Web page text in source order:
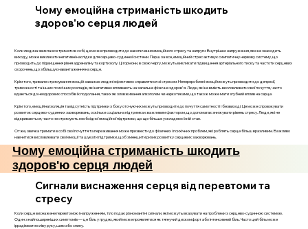
Чому емоційна стриманість шкодить
здоров'ю серця людей
Коли людина звикла все тримати в собі, це може призводити до накопичення емоційного стресу та напруги. Внутрішнє напруження, яке не знаходить
виходу, може викликати негативні наслідки для серцево-судинної системи. Перш за все, емоційний стрес активує симпатичну нервову систему, що
призводить до підвищення рівня адреналіну та кортизолу. Ці гормони, в свою чергу, можуть викликати підвищення артеріального тиску та частоти серцевих
скорочень, що збільшує навантаження на серце.
Крім того, тривале стримування емоцій заважає людині ефективно справлятися зі стресом. Неперероблені емоції можуть призводити до депресії,
тривожності та інших психічних розладів, які негативно впливають на загальне фізичне здоров'я. Люди, які не вміють висловлювати свої почуття, часто
вдаються до нездорових способів їх подолання, таких як зловживання алкоголем чи наркотиками, що також може мати згубний вплив на серце.
Крім того, емоційна ізоляція та відсутність підтримки з боку оточуючих можуть призводити до почуття самотності і безвиході. Це може спровокувати
розвиток серцево-судинних захворювань, оскільки соціальна підтримка є важливим фактором, що допомагає знижувати рівень стресу. Люди, які не
відкриваються, часто не отримують необхідної емоційної підтримки, що ще більше ускладнює їхній стан.
Отже, звичка тримати в собі свої почуття та переживання може призвести до фізичних і психічних проблем, які роблять серце більш вразливим. Важливо
навчитися висловлювати свої емоції та шукати підтримки, щоб зменшити ризик розвитку серцевих захворювань.
Чому емоційна стриманість шкодить
здоров'ю серця людей
Сигнали виснаження серця від перевтоми та
стресу
Коли серце виснажене перевтомою і напруженням, тіло подає різноманітні сигнали, які можуть вказувати на проблеми з серцево-судинною системою.
Один з найпоширеніших симптомів — це біль у грудях, який може проявлятися як тягнучий дискомфорт або інтенсивний біль. Часто цей біль може
іррадіювати в ліву руку, шию або спину.